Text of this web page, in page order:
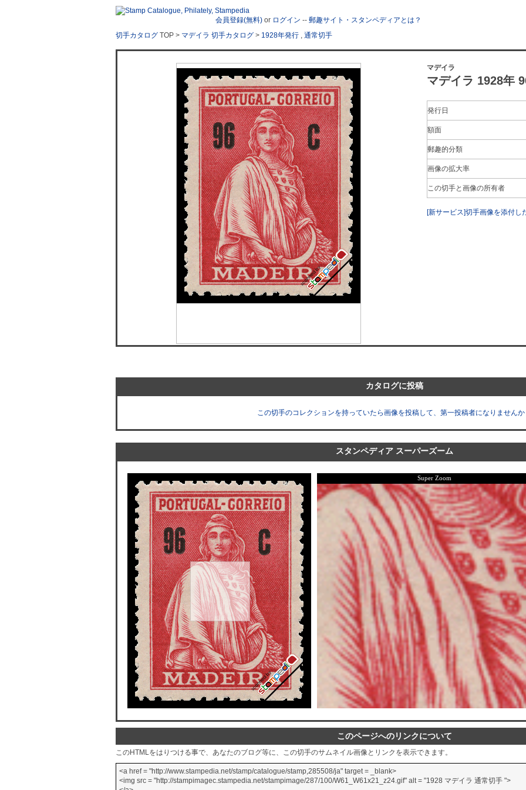
会員登録(無料) or ログイン -- 郵趣サイト・スタンペディアとは？
切手カタログ TOP > マデイラ 切手カタログ > 1928年発行 , 通常切手
マデイラ
マデイラ 1928年
発行日
額面
郵趣的分類
画像の拡大率
この切手と画像の所有者
[新サービス]切手画像を添付し
カタログに投稿
この切手のコレクションを持っていたら画像を投稿して、第一投稿者になりません
スタンペディア スーパーズーム
このページへのリンクについて
このHTMLをはりつける事で、あなたのブログ等に、この切手のサムネイル画像とリンクを表示できます。